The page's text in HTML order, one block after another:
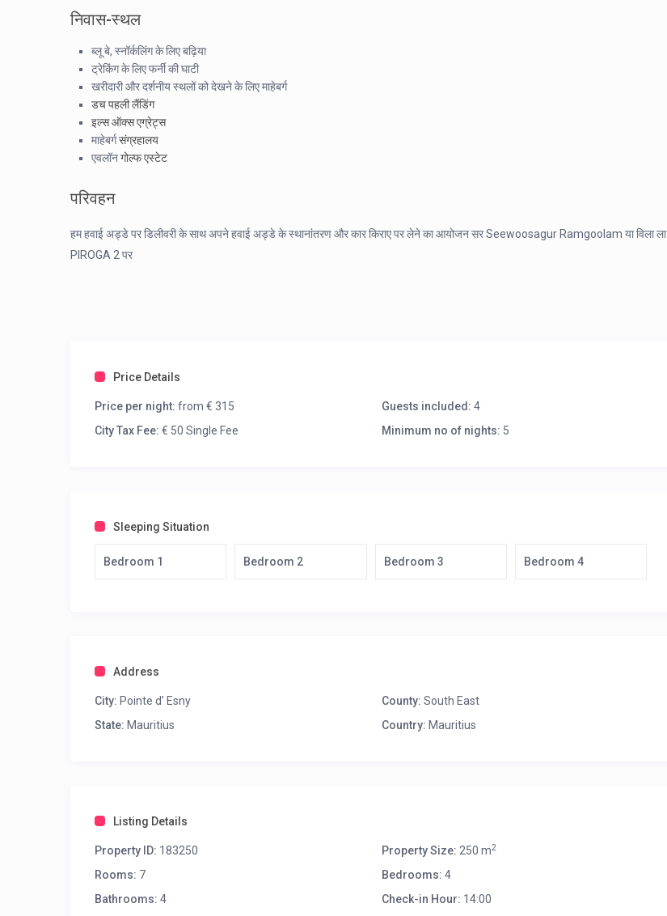
निवास-स्‍थल
ब्लू बे, स्नॉर्कलिंग के लिए बढ़िया
ट्रेकिंग के लिए फर्नी की घाटी
खरीदारी और दर्शनीय स्थलों को देखने के लिए माहेबर्ग
डच पहली लैंडिंग
इल्स ऑक्स एग्रेट्स
माहेबर्गसंग्रहालय
एवलॉनगोल्फ एस्टेट
परिवहन
हम हवाई अड्डे पर डिलीवरी के साथ अपने हवाई अड्डे के स्थानांतरण और कार किराए पर लेने का आयोजन सर Seewoosagur Ramgoolam या विला ला
PIROGA 2 पर
Price Details
Price per night: from € 315 Guests included: 4
City Tax Fee: € 50 Single Fee Minimum no of nights: 5
Sleeping Situation
Bedroom 1 Bedroom 2 Bedroom 3 Bedroom 4
Address
City: Pointe d’ Esny County: South East
State: Mauritius Country: Mauritius
Listing Details
Property ID: 183250 Property Size: 250 m2
Rooms: 7 Bedrooms: 4
Bathrooms: 4 Check-in Hour: 14:00